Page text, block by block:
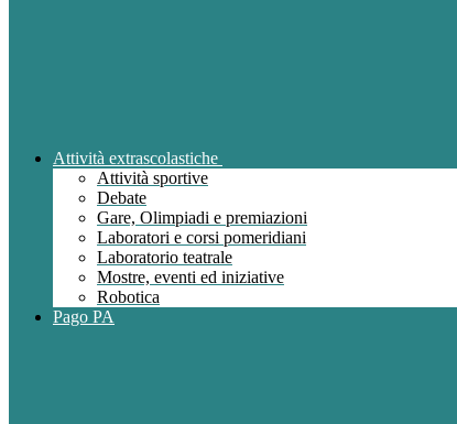
Attività extrascolastiche
Attività sportive
Debate
Gare, Olimpiadi e premiazioni
Laboratori e corsi pomeridiani
Laboratorio teatrale
Mostre, eventi ed iniziative
Robotica
Pago PA